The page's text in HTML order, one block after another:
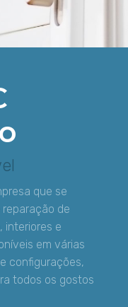
que se
de
interiores e
em várias
configurações,
todos os gostos